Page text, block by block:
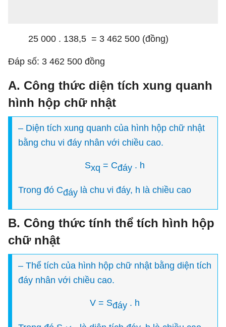
25 000 . 138,5 = 3 462 500 (đồng)
Đáp số: 3 462 500 đồng
A. Công thức diện tích xung quanh
hình hộp chữ nhật
– Diện tích xung quanh của hình hộp chữ nhật
bằng chu vi đáy nhân với chiều cao.
Sxq = Cđáy . h
Trong đó Cđáy là chu vi đáy, h là chiều cao
B. Công thức tính thể tích hình hộp
chữ nhật
– Thể tích của hình hộp chữ nhật bằng diện tích
đáy nhân với chiều cao.
V = Sđáy . h